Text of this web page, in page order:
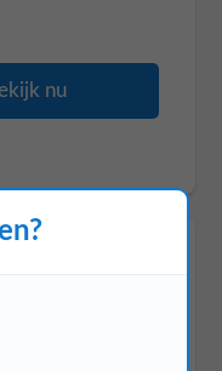
nu